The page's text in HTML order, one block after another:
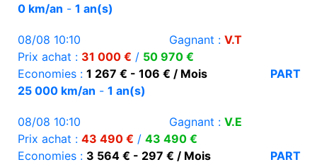
0 km/an - 1 an(s)
08/08 10:10 Gagnant : V.T
Prix achat : 31 000 € / 50 970 €
Economies : 1 267 € - 106 € / Mois
PART
25 000 km/an - 1 an(s)
08/08 10:10 Gagnant : V.E
Prix achat : 43 490 € / 43 490 €
Economies : 3 564 € - 297 € / Mois
PART